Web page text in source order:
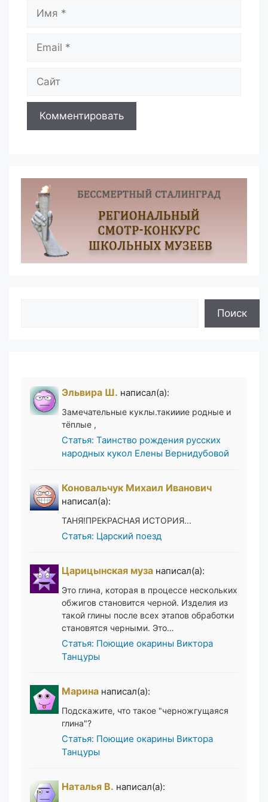
Поиск
Эльвира Ш. написал(а):
Замечательные куклы.такииие родные и
тёплые ,
Статья: Таинство рождения русских
народных кукол Елены Вернидубовой
Коновальчук Михаил Иванович
написал(а):
ТАНЯ!ПРЕКРАСНАЯ ИСТОРИЯ...
Статья: Царский поезд
Царицынская муза написал(а):
Это глина, которая в процессе нескольких
обжигов становится черной. Изделия из
такой глины после всех этапов обработки
становятся черными. Это…
Статья: Поющие окарины Виктора
Танцуры
Марина написал(а):
Подскажите, что такое "черножгущаяся
глина"?
Статья: Поющие окарины Виктора
Танцуры
Наталья В. написал(а):